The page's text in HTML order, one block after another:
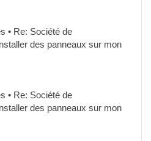
• Re: Société de
des panneaux sur mon
• Re: Société de
des panneaux sur mon